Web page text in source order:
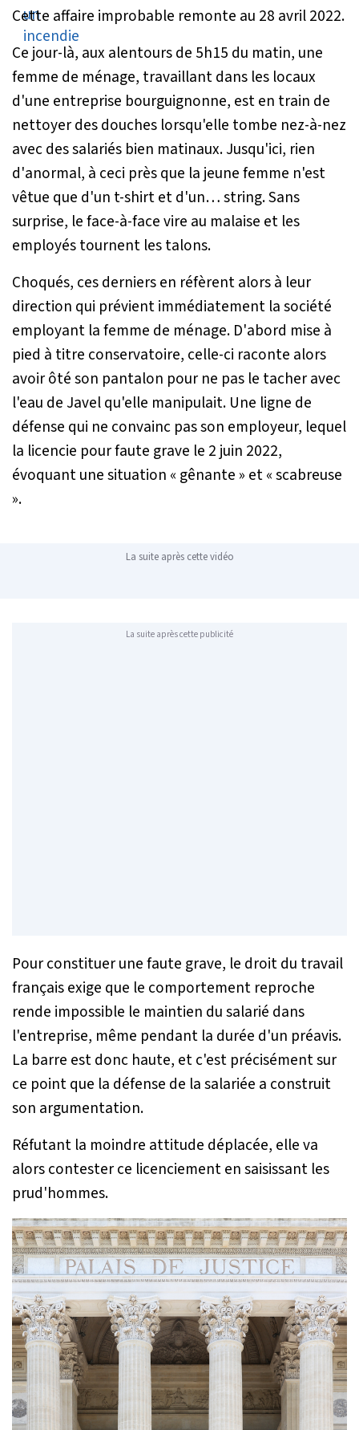
Cette affaire improbable remonte au 28 avril 2022.
Ce jour-là, aux alentours de 5h15 du matin, une
femme de ménage, travaillant dans les locaux
d'une entreprise bourguignonne, est en train de
nettoyer des douches lorsqu'elle tombe nez-à-nez
avec des salariés bien matinaux. Jusqu'ici, rien
d'anormal, à ceci près que la jeune femme n'est
vêtue que d'un t-shirt et d'un… string. Sans
surprise, le face-à-face vire au malaise et les
employés tournent les talons.
Choqués, ces derniers en réfèrent alors à leur
direction qui prévient immédiatement la société
employant la femme de ménage. D'abord mise à
pied à titre conservatoire, celle-ci raconte alors
avoir ôté son pantalon pour ne pas le tacher avec
l'eau de Javel qu'elle manipulait. Une ligne de
défense qui ne convainc pas son employeur, lequel
la licencie pour faute grave le 2 juin 2022,
évoquant une situation « gênante » et «scabreuse
».
La suite après cette vidéo
La suite après cette publicité
Pour constituer une faute grave, le droit du travail
français exige que le comportement reproche
rende impossible le maintien du salarié dans
l'entreprise, même pendant la durée d'un préavis.
La barre est donc haute, et c'est précisément sur
ce point que la défense de la salariée a construit
son argumentation.
Réfutant la moindre attitude déplacée, elle va
alors contester ce licenciement en saisissant les
prud'hommes.